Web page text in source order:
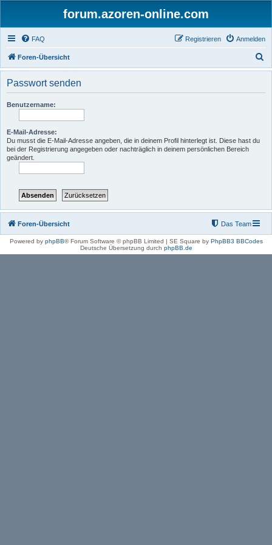
forum.azoren-online.com
FAQ Anmelden
Registrieren
Foren-Übersicht
u
Passwort senden
Benutzername:
E-Mail-Adresse:
Du musst die E-Mail-Adresse angeben, die in deinem Profil hinterlegt ist. Diese hast du
bei der Registrierung angegeben oder nachträglich in deinem persönlichen Bereich
geändert.
Foren-Übersicht Das Team
Powered by phpBB® Forum Software © phpBB Limited | SE Square by PhpBB3 BBCodes
Deutsche Übersetzung durch phpBB.de